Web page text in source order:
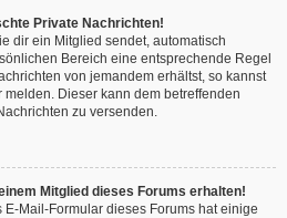
Private Nachrichten!
dir ein Mitglied sendet, automatisch
Bereich eine entsprechende Regel
von jemandem erhältst, so kannst
Dieser kann dem betreffenden
zu versenden.
Mitglied dieses Forums erhalten!
E-Mail-Formular dieses Forums hat einige